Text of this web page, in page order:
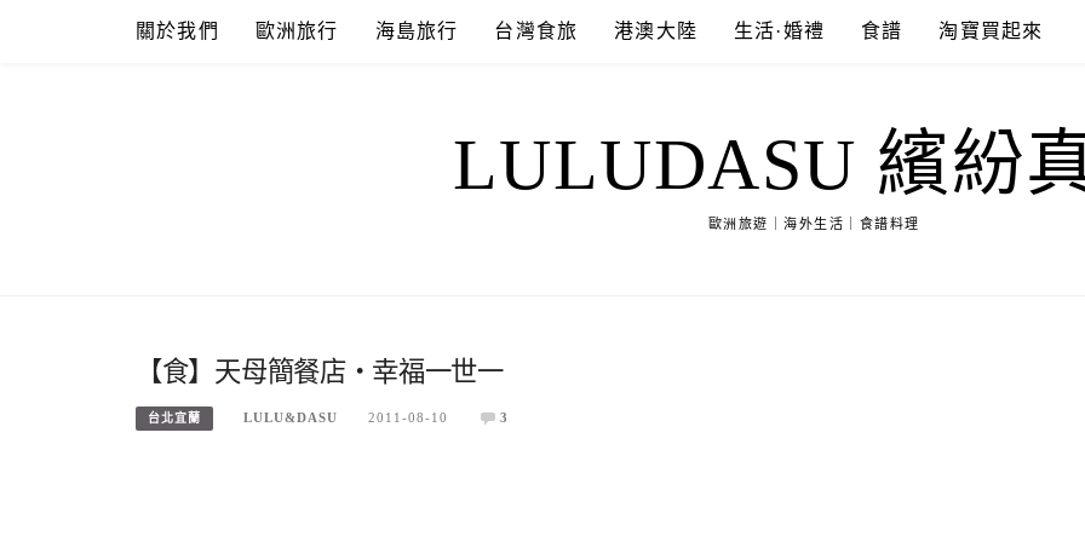
關於我們 歐洲旅行 海島旅行 台灣食旅 港澳大陸 生活·婚禮 食譜 淘寶買起來
LULUDASU 繽紛
歐洲旅遊｜海外生活｜食譜料理
【食】天母簡餐店‧幸福一世一
台北宜蘭 LULU&DASU 2011-08-10 3